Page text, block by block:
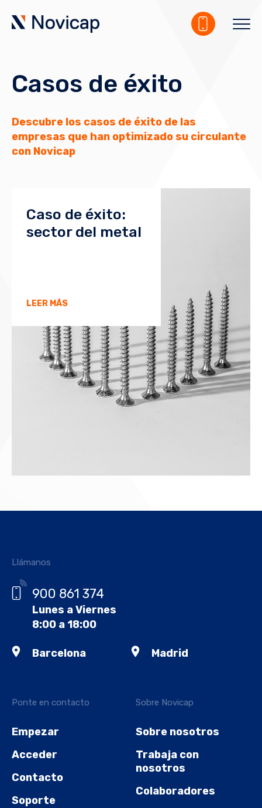
Casos de éxito
Descubre los casos de éxito de las
empresas que han optimizado su circulante
con Novicap
Caso de éxito:
sector del metal
LEER MÁS
Ponte en contacto
Empezar
Acceder
Contacto
Soporte
Sobre Novicap
Sobre nosotros
Trabaja con
nosotros
Colaboradores
Llámanos
900 861 374
Lunes a Viernes
8:00 a 18:00
Barcelona Madrid